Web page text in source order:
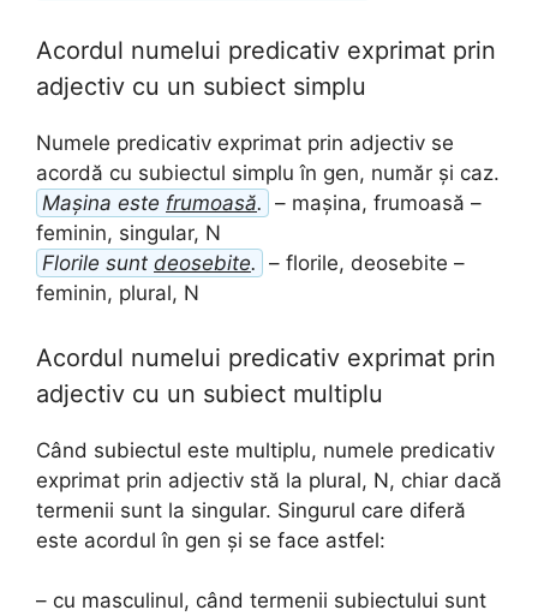
Acordul numelui predicativ exprimat prin
adjectiv cu un subiect simplu
Numele predicativ exprimat prin adjectiv se
acordă cu subiectul simplu în gen, număr și caz.
Mașina este frumoasă. – mașina, frumoasă –
feminin, singular, N
Florile sunt deosebite. – florile, deosebite –
feminin, plural, N
Acordul numelui predicativ exprimat prin
adjectiv cu un subiect multiplu
Când subiectul este multiplu, numele predicativ
exprimat prin adjectiv stă la plural, N, chiar dacă
termenii sunt la singular. Singurul care diferă
este acordul în gen și se face astfel:
– cu masculinul, când termenii subiectului sunt